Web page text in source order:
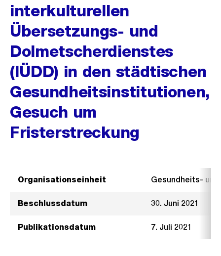
interkulturellen
Übersetzungs- und
Dolmetscherdienstes
(IÜDD) in den städtischen
Gesundheitsinstitutionen,
Gesuch um
Fristerstreckung
Organisationseinheit Gesundheits-
Beschlussdatum 30. Juni 2021
Publikationsdatum 7. Juli 2021